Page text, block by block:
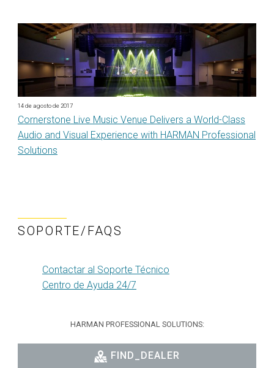
14 de agosto de 2017
Cornerstone Live Music Venue Delivers a World-Class
Audio and Visual Experience with HARMAN Professional
Solutions
SOPORTE/FAQS
Contactar al Soporte Técnico
Centro de Ayuda 24/7
HARMAN PROFESSIONAL SOLUTIONS:
FIND_DEALER